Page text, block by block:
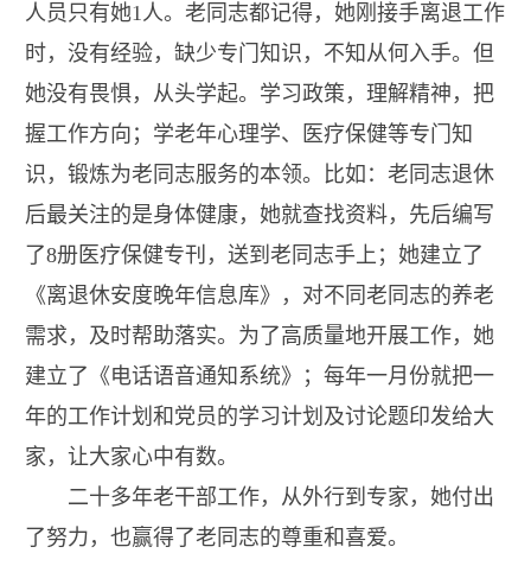
人员只有她1人。老同志都记得，她刚接手离退工作
时，没有经验，缺少专门知识，不知从何入手。但
她没有畏惧，从头学起。学习政策，理解精神，把
握工作方向；学老年心理学、医疗保健等专门知
识，锻炼为老同志服务的本领。比如：老同志退休
后最关注的是身体健康，她就查找资料，先后编写
了8册医疗保健专刊，送到老同志手上；她建立了
《离退休安度晚年信息库》，对不同老同志的养老
需求，及时帮助落实。为了高质量地开展工作，她
建立了《电话语音通知系统》；每年一月份就把一
年的工作计划和党员的学习计划及讨论题印发给大
家，让大家心中有数。
二十多年老干部工作，从外行到专家，她付出
了努力，也赢得了老同志的尊重和喜爱。